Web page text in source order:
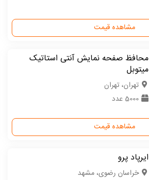
مشاهده قیمت
محافظ صفحه نمایش آنتی استاتیک
میتوبل
تهران، تهران
5000 عدد
مشاهده قیمت
ایرپاد پرو
خراسان رضوی، مشهد